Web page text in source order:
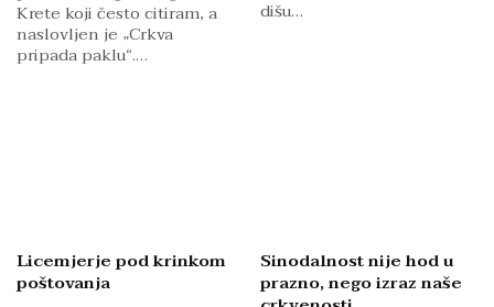
Krete koji često citiram, a
naslovljen je „Crkva
pripada paklu“.…
dišu…
Licemjerje pod krinkom
poštovanja
Sinodalnost nije hod u
prazno, nego izraz naše